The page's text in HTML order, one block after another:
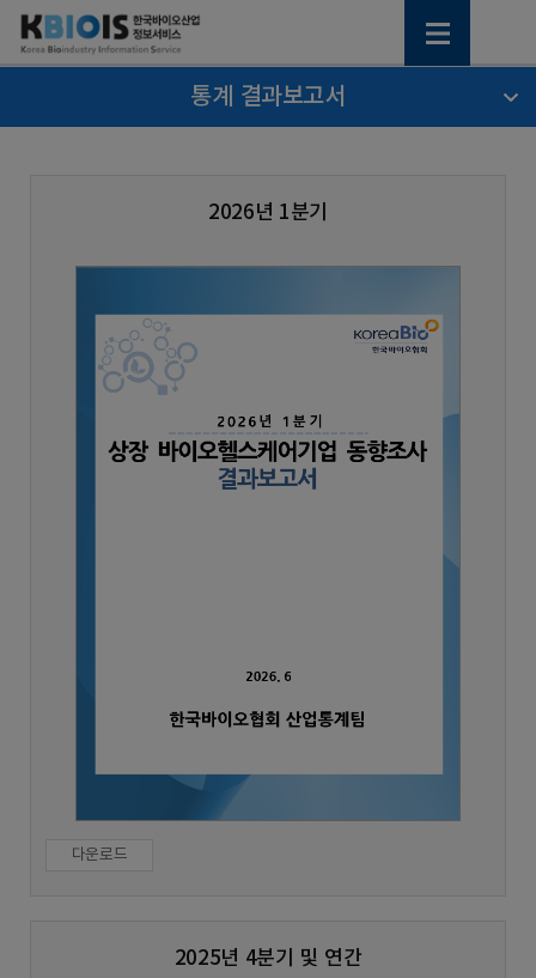
통계 결과보고서
2026년 1분기
다운로드
2025년 4분기 및 연간